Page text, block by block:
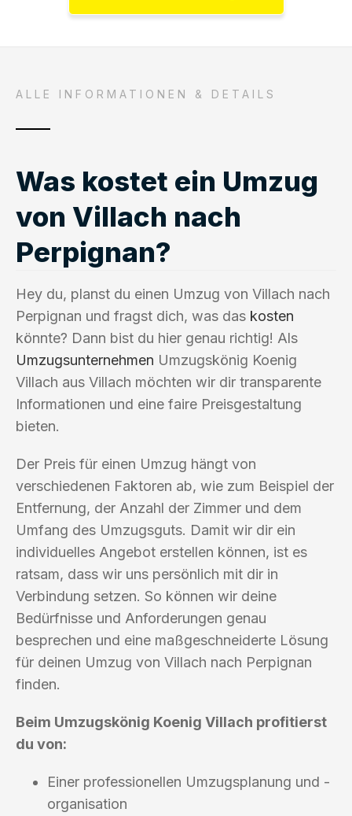
ALLE INFORMATIONEN & DETAILS
Was kostet ein Umzug
von Villach nach
Perpignan?
Hey du, planst du einen Umzug von Villach nach
Perpignan und fragst dich, was das kosten
könnte? Dann bist du hier genau richtig! Als
Umzugsunternehmen Umzugskönig Koenig
Villach aus Villach möchten wir dir transparente
Informationen und eine faire Preisgestaltung
bieten.
Der Preis für einen Umzug hängt von
verschiedenen Faktoren ab, wie zum Beispiel der
Entfernung, der Anzahl der Zimmer und dem
Umfang des Umzugsguts. Damit wir dir ein
individuelles Angebot erstellen können, ist es
ratsam, dass wir uns persönlich mit dir in
Verbindung setzen. So können wir deine
Bedürfnisse und Anforderungen genau
besprechen und eine maßgeschneiderte Lösung
für deinen Umzug von Villach nach Perpignan
finden.
Beim Umzugskönig Koenig Villach profitierst
du von:
Einer professionellen Umzugsplanung und -
organisation